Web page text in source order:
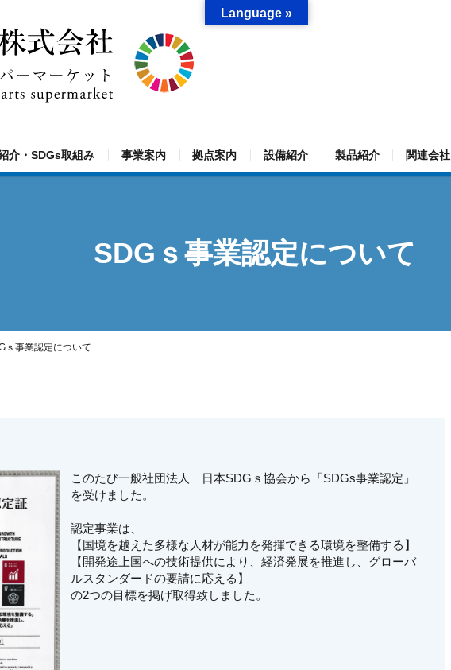
介・SDGs取組み 事業案内 拠点案内 設備紹介 製品紹介 関連会社
SDGｓ事業認定について
ｓ事業認定について
このたび一般社団法人 日本SDGｓ協会から「SDGs事業認定」
を受けました。
認定事業は、
【国境を越えた多様な人材が能力を発揮できる環境を整備する】
【開発途上国への技術提供により、経済発展を推進し、グローバ
ルスタンダードの要請に応える】
の2つの目標を掲げ取得致しました。
Language »